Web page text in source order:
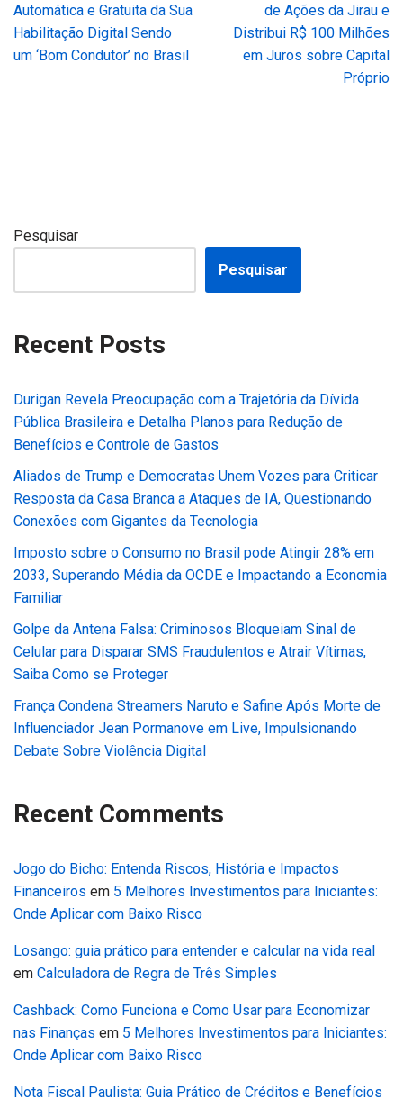
Automática e Gratuita da Sua
Habilitação Digital Sendo
um ‘Bom Condutor’ no Brasil
de Ações da Jirau e
Distribui R$ 100 Milhões
em Juros sobre Capital
Próprio
Pesquisar
Pesquisar
Recent Posts
Durigan Revela Preocupação com a Trajetória da Dívida
Pública Brasileira e Detalha Planos para Redução de
Benefícios e Controle de Gastos
Aliados de Trump e Democratas Unem Vozes para Criticar
Resposta da Casa Branca a Ataques de IA, Questionando
Conexões com Gigantes da Tecnologia
Imposto sobre o Consumo no Brasil pode Atingir 28% em
2033, Superando Média da OCDE e Impactando a Economia
Familiar
Golpe da Antena Falsa: Criminosos Bloqueiam Sinal de
Celular para Disparar SMS Fraudulentos e Atrair Vítimas,
Saiba Como se Proteger
França Condena Streamers Naruto e Safine Após Morte de
Influenciador Jean Pormanove em Live, Impulsionando
Debate Sobre Violência Digital
Recent Comments
Jogo do Bicho: Entenda Riscos, História e Impactos
Financeiros em 5 Melhores Investimentos para Iniciantes:
Onde Aplicar com Baixo Risco
Losango: guia prático para entender e calcular na vida real
em Calculadora de Regra de Três Simples
Cashback: Como Funciona e Como Usar para Economizar
nas Finanças em 5 Melhores Investimentos para Iniciantes:
Onde Aplicar com Baixo Risco
Nota Fiscal Paulista: Guia Prático de Créditos e Benefícios